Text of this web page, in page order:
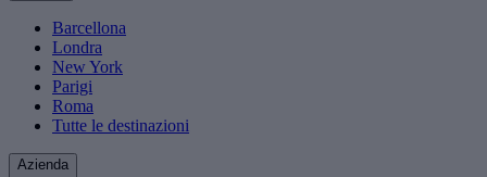
Barcellona
Londra
New York
Parigi
Roma
Tutte le destinazioni
Azienda